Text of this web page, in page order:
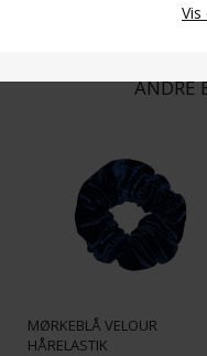
Nødvendige
Funktionelle
ANDRE
MØRKEBLÅ VELOUR
HÅRELASTIK